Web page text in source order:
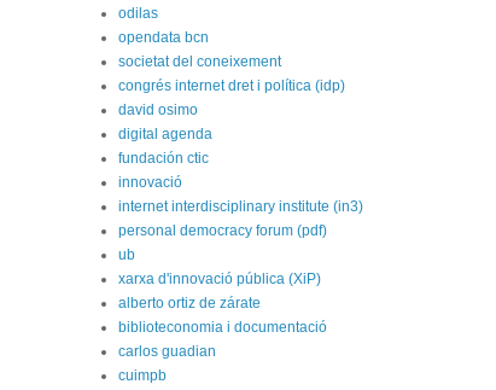
odilas
opendata bcn
societat del coneixement
congrés internet dret i política (idp)
david osimo
digital agenda
fundación ctic
innovació
internet interdisciplinary institute (in3)
personal democracy forum (pdf)
ub
xarxa d'innovació pública (XiP)
alberto ortiz de zárate
biblioteconomia i documentació
carlos guadian
cuimpb